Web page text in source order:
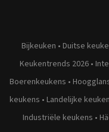
Bijkeuken • Duitse
Keukentrends 2026 •
Boerenkeukens •
keukens • Landelijke
Industriële keukens •